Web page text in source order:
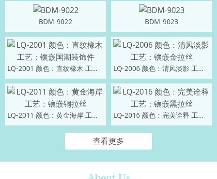
BDM-9022 BDM-9023
LQ-2001 颜色：直纹橡木 工艺：镶嵌国潮装饰件 LQ-2006 颜色：清风淡影 工艺：镶嵌金拉丝
LQ-2011 颜色：黄金海岸 工艺：镶嵌铜拉丝 LQ-2016 颜色：完美诠释 工艺：镶嵌黑拉丝
查看更多